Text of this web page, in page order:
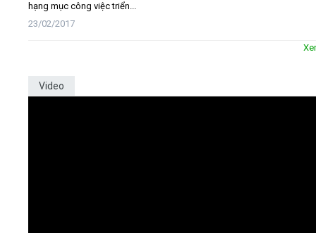
hạng mục công việc triển...
23/02/2017
Video